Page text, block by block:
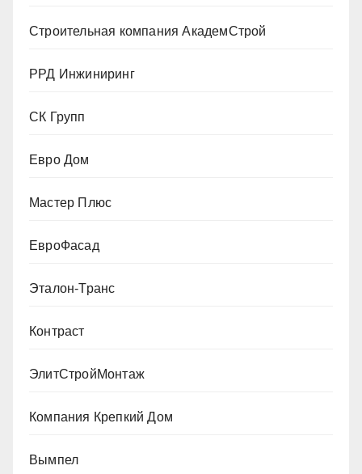
Строительная компания АкадемСтрой
РРД Инжиниринг
СК Групп
Евро Дом
Мастер Плюс
ЕвроФасад
Эталон-Транс
Контраст
ЭлитСтройМонтаж
Компания Крепкий Дом
Вымпел